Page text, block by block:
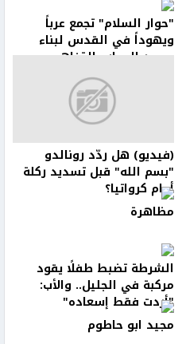
"حوار السلام" تجمع عرباً
ويهوداً في القدس لبناء
جسور الحوار والتفاهم
(فيديو) هل ردّد رونالدو
"بسم الله" قبل تسديد ركلة
أمام كرواتيا؟
مظاهرة
الشرطة تضبط طفلًا يقود
مركبة في الجليل.. والأب:
"أردت فقط إسعاده"
مجيد ابو حاطوم